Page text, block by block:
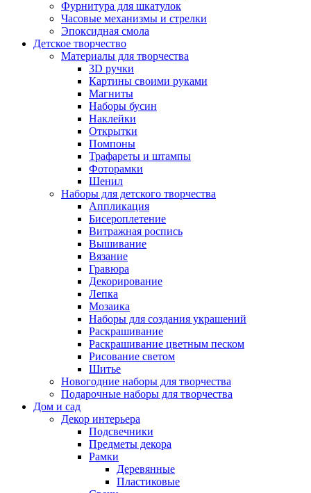
Фурнитура для шкатулок
Часовые механизмы и стрелки
Эпоксидная смола
Детское творчество
Материалы для творчества
3D ручки
Картины своими руками
Магниты
Наборы бусин
Наклейки
Открытки
Помпоны
Трафареты и штампы
Фоторамки
Шенил
Наборы для детского творчества
Аппликация
Бисероплетение
Витражная роспись
Вышивание
Вязание
Гравюра
Декорирование
Лепка
Мозаика
Наборы для создания украшений
Раскрашивание
Раскрашивание цветным песком
Рисование светом
Шитье
Новогодние наборы для творчества
Подарочные наборы для творчества
Дом и сад
Декор интерьера
Подсвечники
Предметы декора
Рамки
Деревянные
Пластиковые